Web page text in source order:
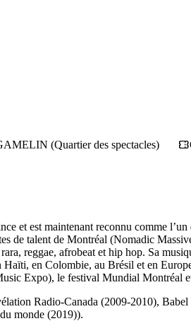
(Quartier des spectacles)
et est maintenant reconnu comme
de talent de Montréal (Nomadic
reggae, afrobeat et hip hop. Sa
en Colombie, au Brésil et en
Expo), le festival Mundial Montréal
Radio-Canada (2009-2010),
monde (2019)).